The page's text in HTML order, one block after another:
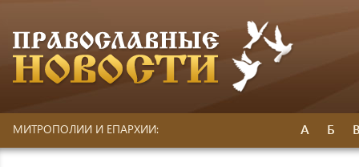
МИТРОПОЛИИ И ЕПАРХИИ: А Б